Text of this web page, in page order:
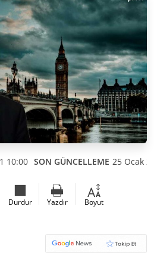
10:00 SON GÜNCELLEME 25 Ocak
Durdur Yazdır Boyut